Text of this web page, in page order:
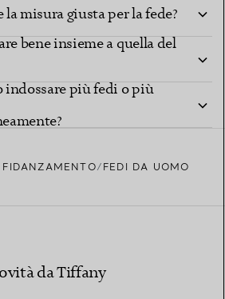
la misura giusta per la fede?
bene insieme a quella del
indossare più fedi o più
FEDI DA UOMO
da Tiffany